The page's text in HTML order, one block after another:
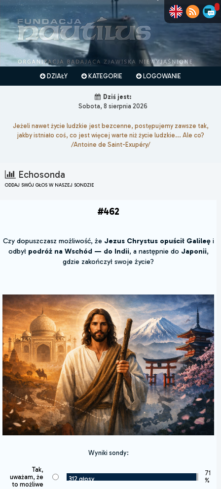
DZIAŁY KATEGORIE LOGOWANIE
Dziś jest:
Sobota, 8 sierpnia 2026
Jeżeli nawet życie ludzkie jest bezcenne, postępujemy zawsze tak,
jakby istniało coś, co jest więcej warte niż życie ludzkie... Ale co?
/Antoine de Saint-Exupéry/
Echosonda
ODDAJ SWÓJ GŁOS W NASZEJ SONDZIE
#462
Czy dopuszczasz możliwość, że Jezus Chrystus opuścił Galileęi
odbył podróż na Wschód — do Indii, a następnie doJaponii,
gdzie zakończył swoje życie?
Wyniki sondy:
Tak,
uważam, że
to możliwe
312 głosy
71
%